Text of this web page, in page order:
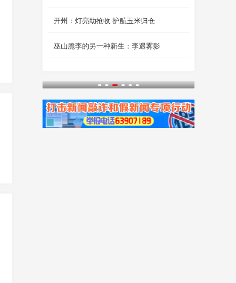
开州：灯亮助抢收 护航玉米归仓
巫山脆李的另一种新生：李遇雾影